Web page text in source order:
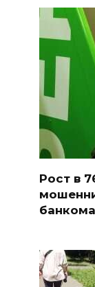
Рост в